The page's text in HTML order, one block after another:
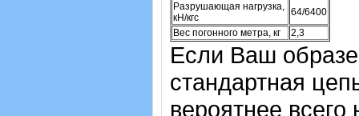
Разрушающая нагрузка,
кН/кгс
64/6400
Вес погонного метра, кг
2,3
Если Ваш
стандартная
вероятнее